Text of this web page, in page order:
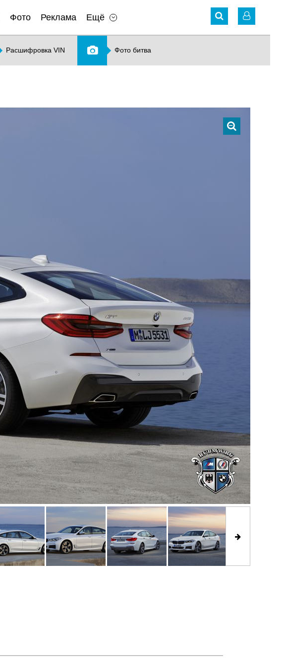
Фото Реклама Ещё
Расшифровка VIN Фото битва